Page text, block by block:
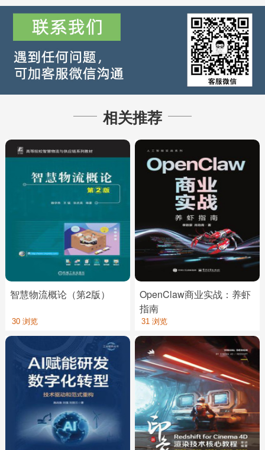
相关推荐
智慧物流概论（第2版）
30 浏览
OpenClaw商业实战：养虾
指南
31 浏览